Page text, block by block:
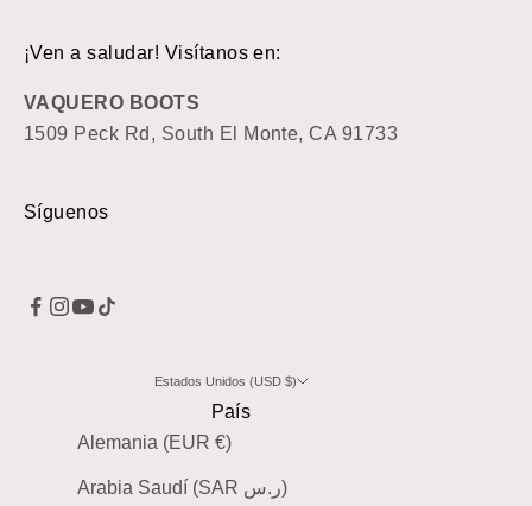
¡Ven a saludar! Visítanos en:
VAQUERO BOOTS
1509 Peck Rd, South El Monte, CA 91733
Síguenos
Estados Unidos (USD $)
País
Alemania (EUR €)
Arabia Saudí (SAR ر.س)